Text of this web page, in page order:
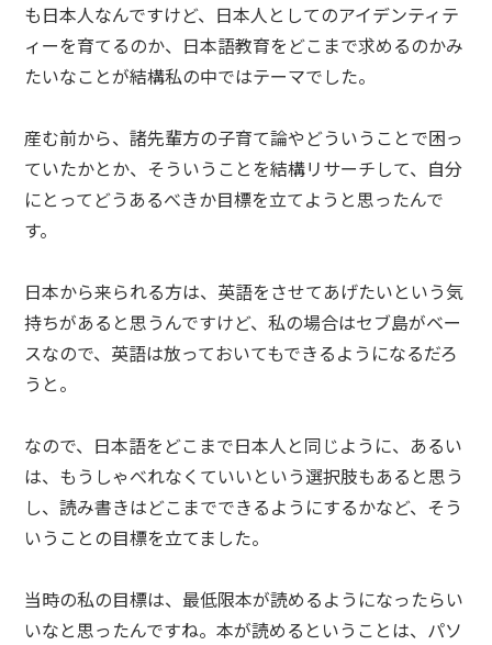
も日本人なんですけど、日本人としてのアイデンティテ
ィーを育てるのか、日本語教育をどこまで求めるのかみ
たいなことが結構私の中ではテーマでした。
産む前から、諸先輩方の子育て論やどういうことで困っ
ていたかとか、そういうことを結構リサーチして、自分
にとってどうあるべきか目標を立てようと思ったんで
す。
日本から来られる方は、英語をさせてあげたいという気
持ちがあると思うんですけど、私の場合はセブ島がベー
スなので、英語は放っておいてもできるようになるだろ
うと。
なので、日本語をどこまで日本人と同じように、あるい
は、もうしゃべれなくていいという選択肢もあると思う
し、読み書きはどこまでできるようにするかなど、そう
いうことの目標を立てました。
当時の私の目標は、最低限本が読めるようになったらい
いなと思ったんですね。本が読めるということは、パソ